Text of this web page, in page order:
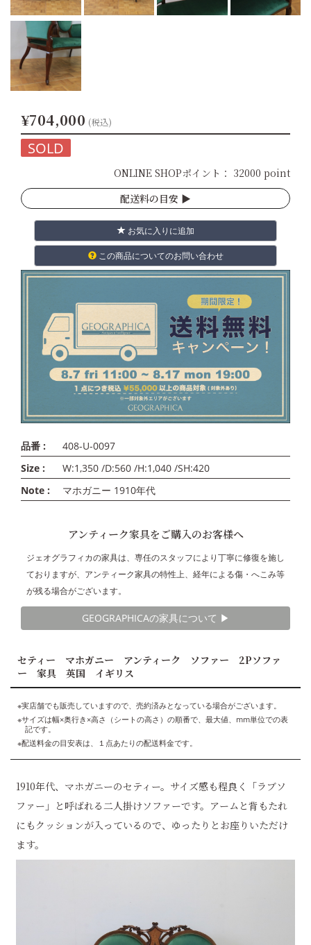
¥704,000 (税込)
SOLD
ONLINE SHOPポイント： 32000 point
配送料の目安 ▶︎
お気に入りに追加
この商品についてのお問い合わせ
品番 :
408-U-0097
Size :
W:1,350 /D:560 /H:1,040 /SH:420
Note :
マホガニー 1910年代
アンティーク家具をご購入のお客様へ
ジェオグラフィカの家具は、専任のスタッフにより丁寧に修復を施し
ておりますが、アンティーク家具の特性上、経年による傷・へこみ等
が残る場合がございます。
GEOGRAPHICAの家具について ▶︎
セティー マホガニー アンティーク ソファー 2Pソファ
ー 家具 英国 イギリス
※実店舗でも販売していますので、売約済みとなっている場合がございます。
※サイズは幅×奥行き×高さ（シートの高さ）の順番で、最大値、mm単位での表
記です。
※配送料金の目安表は、１点あたりの配送料金です。
1910年代、マホガニーのセティー。サイズ感も程良く「ラブソ
ファー」と呼ばれる二人掛けソファーです。アームと背もたれ
にもクッションが入っているので、ゆったりとお座りいただけ
ます。